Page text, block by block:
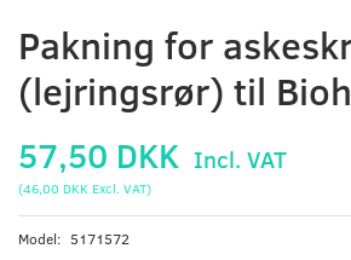
Pakning for
(lejringsrør) til
57,50 DKK Incl. VAT
(46,00 DKK Excl. VAT)
Model: 5171572